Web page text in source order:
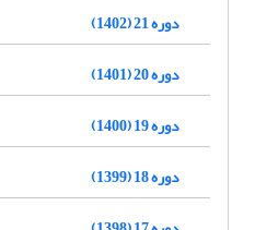
دوره 21 (1402)
دوره 20 (1401)
دوره 19 (1400)
دوره 18 (1399)